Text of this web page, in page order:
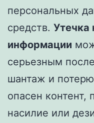
персональных
средств. Утечка
информации
серьезным
шантаж и
опасен контент,
насилие или